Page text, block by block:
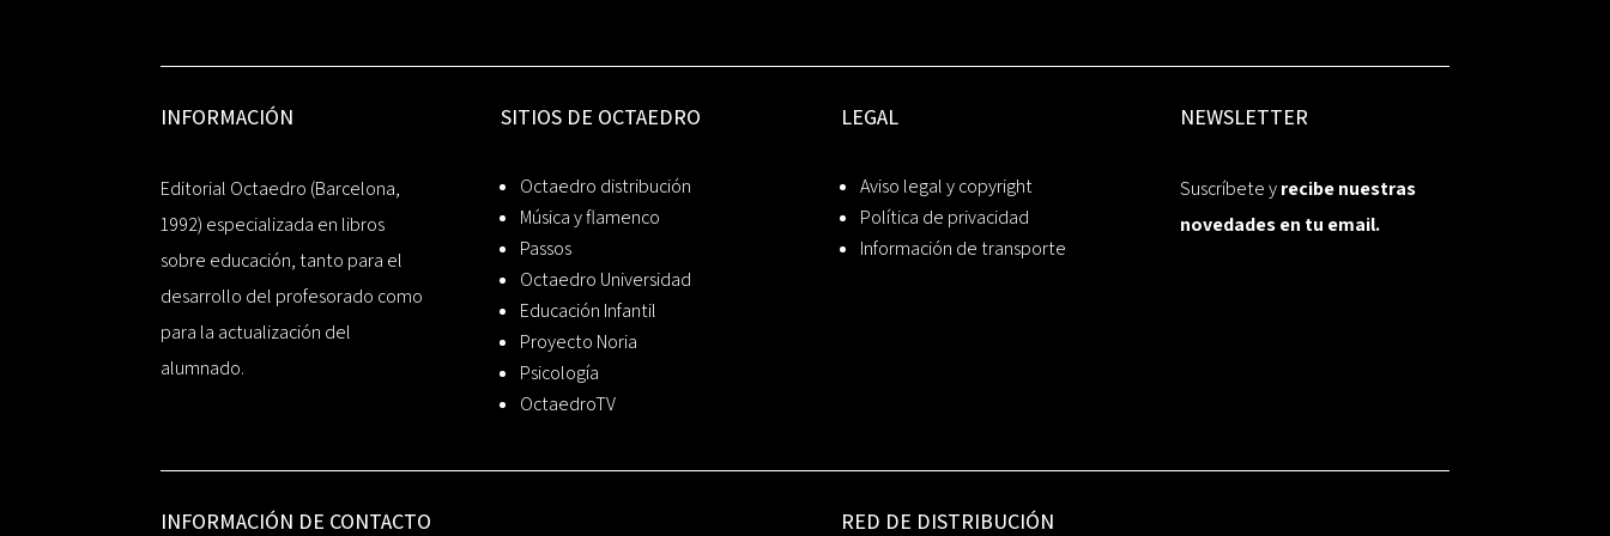
INFORMACIÓN
Editorial Octaedro (Barcelona,
1992) especializada en libros
sobre educación, tanto para el
desarrollo del profesorado como
para la actualización del
alumnado.
SITIOS DE OCTAEDRO
Octaedro distribución
Música y flamenco
Passos
Octaedro Universidad
Educación Infantil
Proyecto Noria
Psicología
OctaedroTV
LEGAL
Aviso legal y copyright
Política de privacidad
Información de transporte
NEWSLETTER
Suscríbete yrecibe nuestras
novedades en tu email.
INFORMACIÓN DE CONTACTO RED DE DISTRIBUCIÓN